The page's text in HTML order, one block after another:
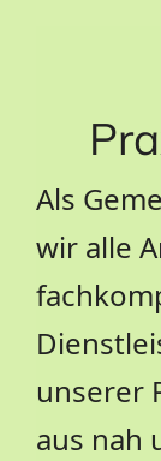
Als
wir alle
unserer
aus nah